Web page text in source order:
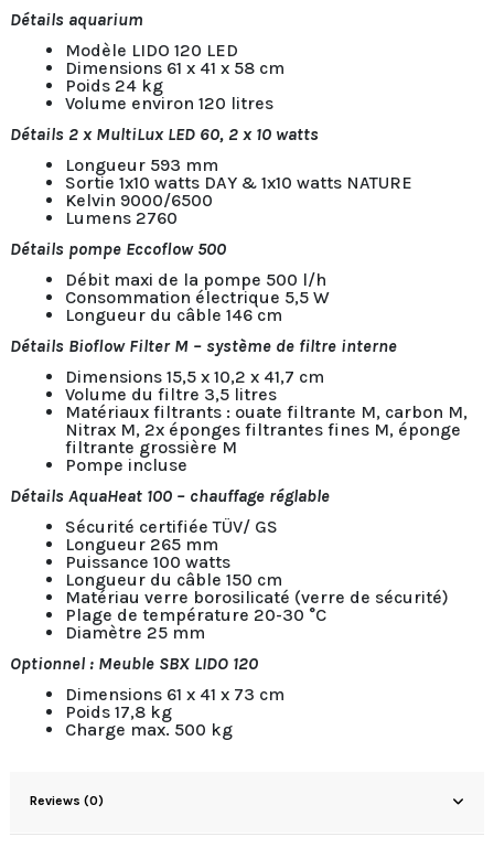
Détails aquarium
Modèle LIDO 120 LED
Dimensions 61 x 41 x 58 cm
Poids 24 kg
Volume environ 120 litres
Détails 2 x MultiLux LED 60, 2 x 10 watts
Longueur 593 mm
Sortie 1x10 watts DAY & 1x10 watts NATURE
Kelvin 9000/6500
Lumens 2760
Détails pompe Eccoflow 500
Débit maxi de la pompe 500 l/h
Consommation électrique 5,5 W
Longueur du câble 146 cm
Détails Bioflow Filter M – système de filtre interne
Dimensions 15,5 x 10,2 x 41,7 cm
Volume du filtre 3,5 litres
Matériaux filtrants : ouate filtrante M, carbon M,
Nitrax M, 2x éponges filtrantes fines M, éponge
filtrante grossière M
Pompe incluse
Détails AquaHeat 100 – chauffage réglable
Sécurité certifiée TÜV/ GS
Longueur 265 mm
Puissance 100 watts
Longueur du câble 150 cm
Matériau verre borosilicaté (verre de sécurité)
Plage de température 20-30 °C
Diamètre 25 mm
Optionnel : Meuble SBX LIDO 120
Dimensions 61 x 41 x 73 cm
Poids 17,8 kg
Charge max. 500 kg
Reviews (0)